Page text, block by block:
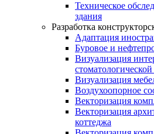
Техническое
здания
Разработка
Адаптация
Буровое и
Визуализация
Визуализация
Воздухоопорное
Векторизация
Векторизация
коттеджа